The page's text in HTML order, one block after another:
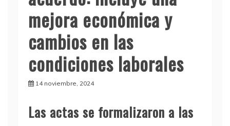
mejora económica y
cambios en las
condiciones laborales
14 noviembre, 2024
Las actas se formalizaron a las